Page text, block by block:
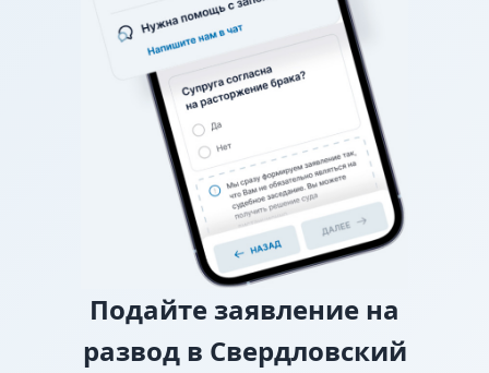
уплате алиментов, заверенного у нотариуса, то
требование о взыскании алиментов заявляется в
исковом заявлении о разводе.
О лишении или ограничении родительских
Подайте заявление на
развод в Свердловский